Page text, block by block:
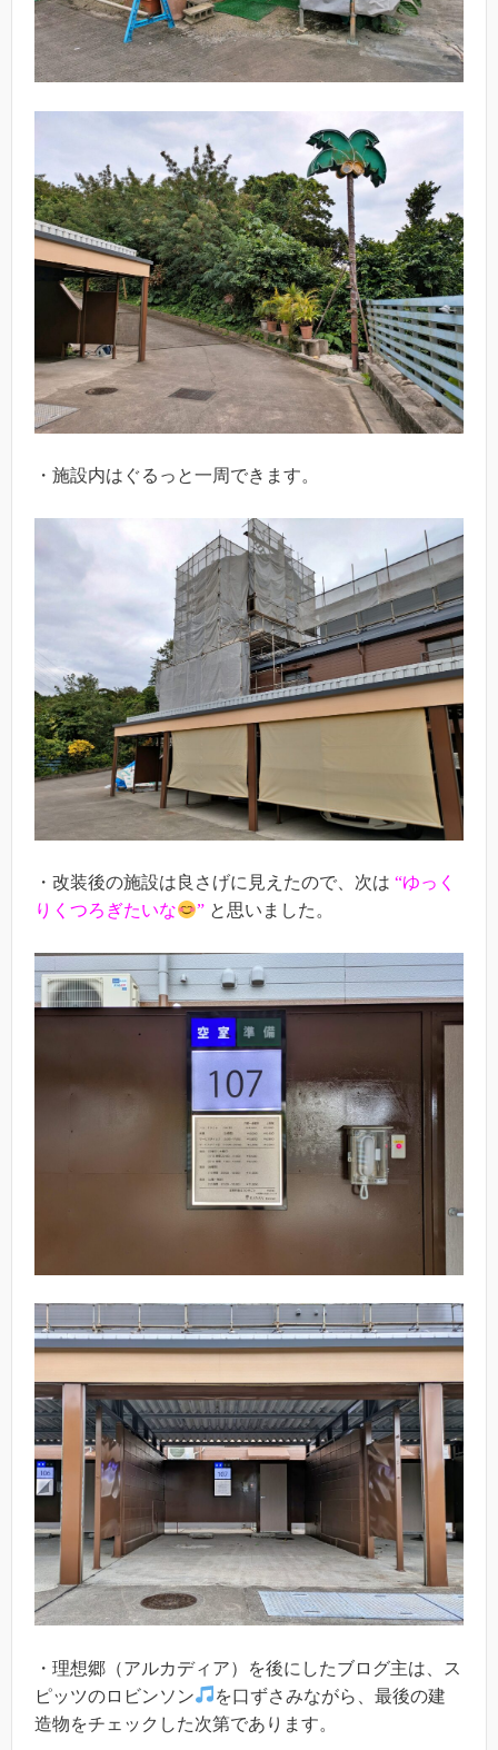
・施設内はぐるっと一周できます。
・改装後の施設は良さげに見えたので、次は “ゆっく
りくつろぎたいな
” と思いました。
・理想郷（アルカディア）を後にしたブログ主は、ス
ピッツのロビンソン
を口ずさみながら、最後の建
造物をチェックした次第であります。